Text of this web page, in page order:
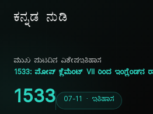
ಕನ್ನಡ ನುಡಿ
ಮುಖ ಪುಟದಿನ ವಿಶೇಷಇತಿಹಾಸ
1533: ಪೋಪ್ ಕ್ಲೆಮೆಂಟ್ VII ರಿಂದ ಇಂಗ್ಲೆಂಡ್‌ನ
1533 07-11 · ಇತಿಹಾಸ